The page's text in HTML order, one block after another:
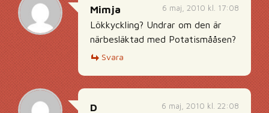
6 maj, 2010 kl. 17:08
Mimja
Lökkyckling? Undrar om den är
närbesläktad med Potatismååsen?
Svara
6 maj, 2010 kl. 22:08
D